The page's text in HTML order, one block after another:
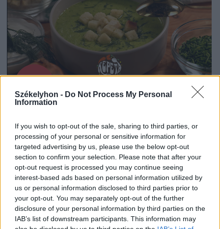
Székelyhon - Do Not Process My Personal
Information
If you wish to opt-out of the sale, sharing to third parties, or
processing of your personal or sensitive information for
targeted advertising by us, please use the below opt-out
section to confirm your selection. Please note that after your
opt-out request is processed you may continue seeing
interest-based ads based on personal information utilized by
us or personal information disclosed to third parties prior to
your opt-out. You may separately opt-out of the further
disclosure of your personal information by third parties on the
IAB’s list of downstream participants. This information may
2026. július 19., 11:07
Szoknyás Gurulás: bolondos
ötletként indult, értékes
eseménnyé vált